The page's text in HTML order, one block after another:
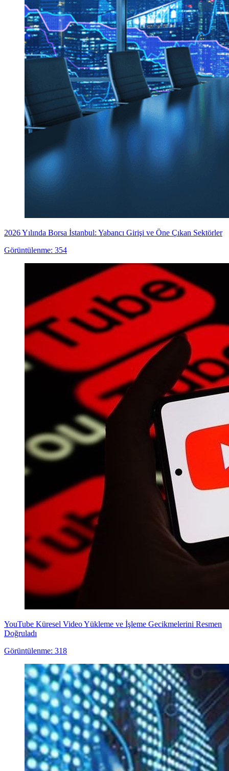
2026 Yılında Borsa İstanbul: Yabancı Girişi ve Öne Çıkan Sektörler
Görüntülenme: 354
YouTube Küresel Video Yükleme ve İşleme Gecikmelerini Resmen
Doğruladı
Görüntülenme: 318